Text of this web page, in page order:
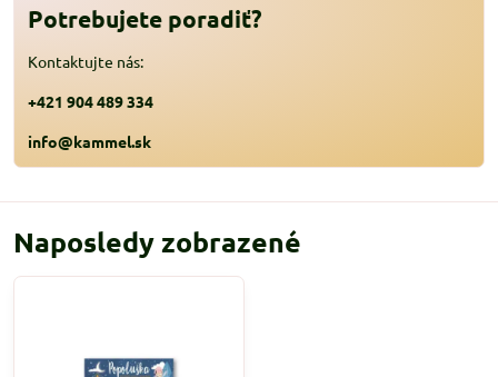
Potrebujete poradiť?
Kontaktujte nás:
+421 904 489 334
info@kammel.sk
Naposledy zobrazené